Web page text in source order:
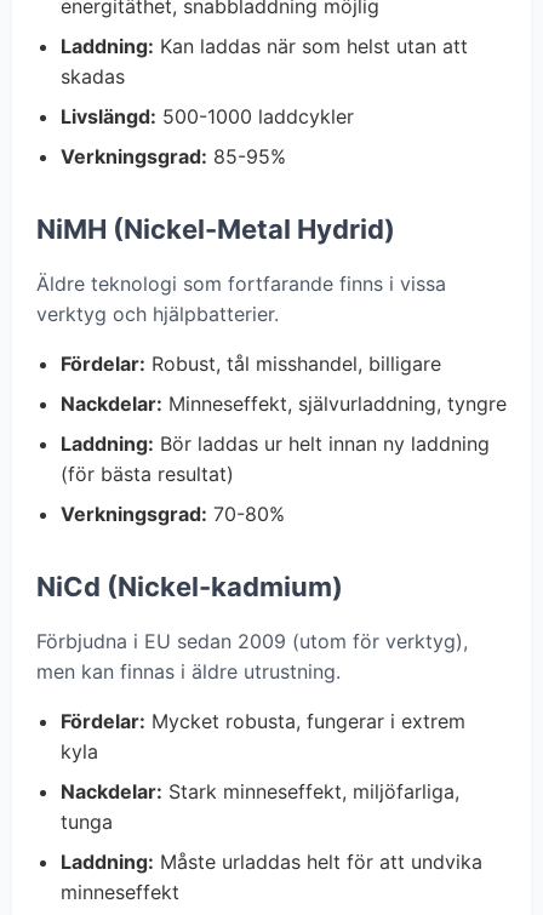
energitäthet, snabbladdning möjlig
Laddning: Kan laddas när som helst utan att
skadas
Livslängd: 500-1000 laddcykler
Verkningsgrad: 85-95%
NiMH (Nickel-Metal Hydrid)
Äldre teknologi som fortfarande finns i vissa
verktyg och hjälpbatterier.
Fördelar: Robust, tål misshandel, billigare
Nackdelar: Minneseffekt, självurladdning, tyngre
Laddning: Bör laddas ur helt innan ny laddning
(för bästa resultat)
Verkningsgrad: 70-80%
NiCd (Nickel-kadmium)
Förbjudna i EU sedan 2009 (utom för verktyg),
men kan finnas i äldre utrustning.
Fördelar: Mycket robusta, fungerar i extrem
kyla
Nackdelar: Stark minneseffekt, miljöfarliga,
tunga
Laddning: Måste urladdas helt för att undvika
minneseffekt